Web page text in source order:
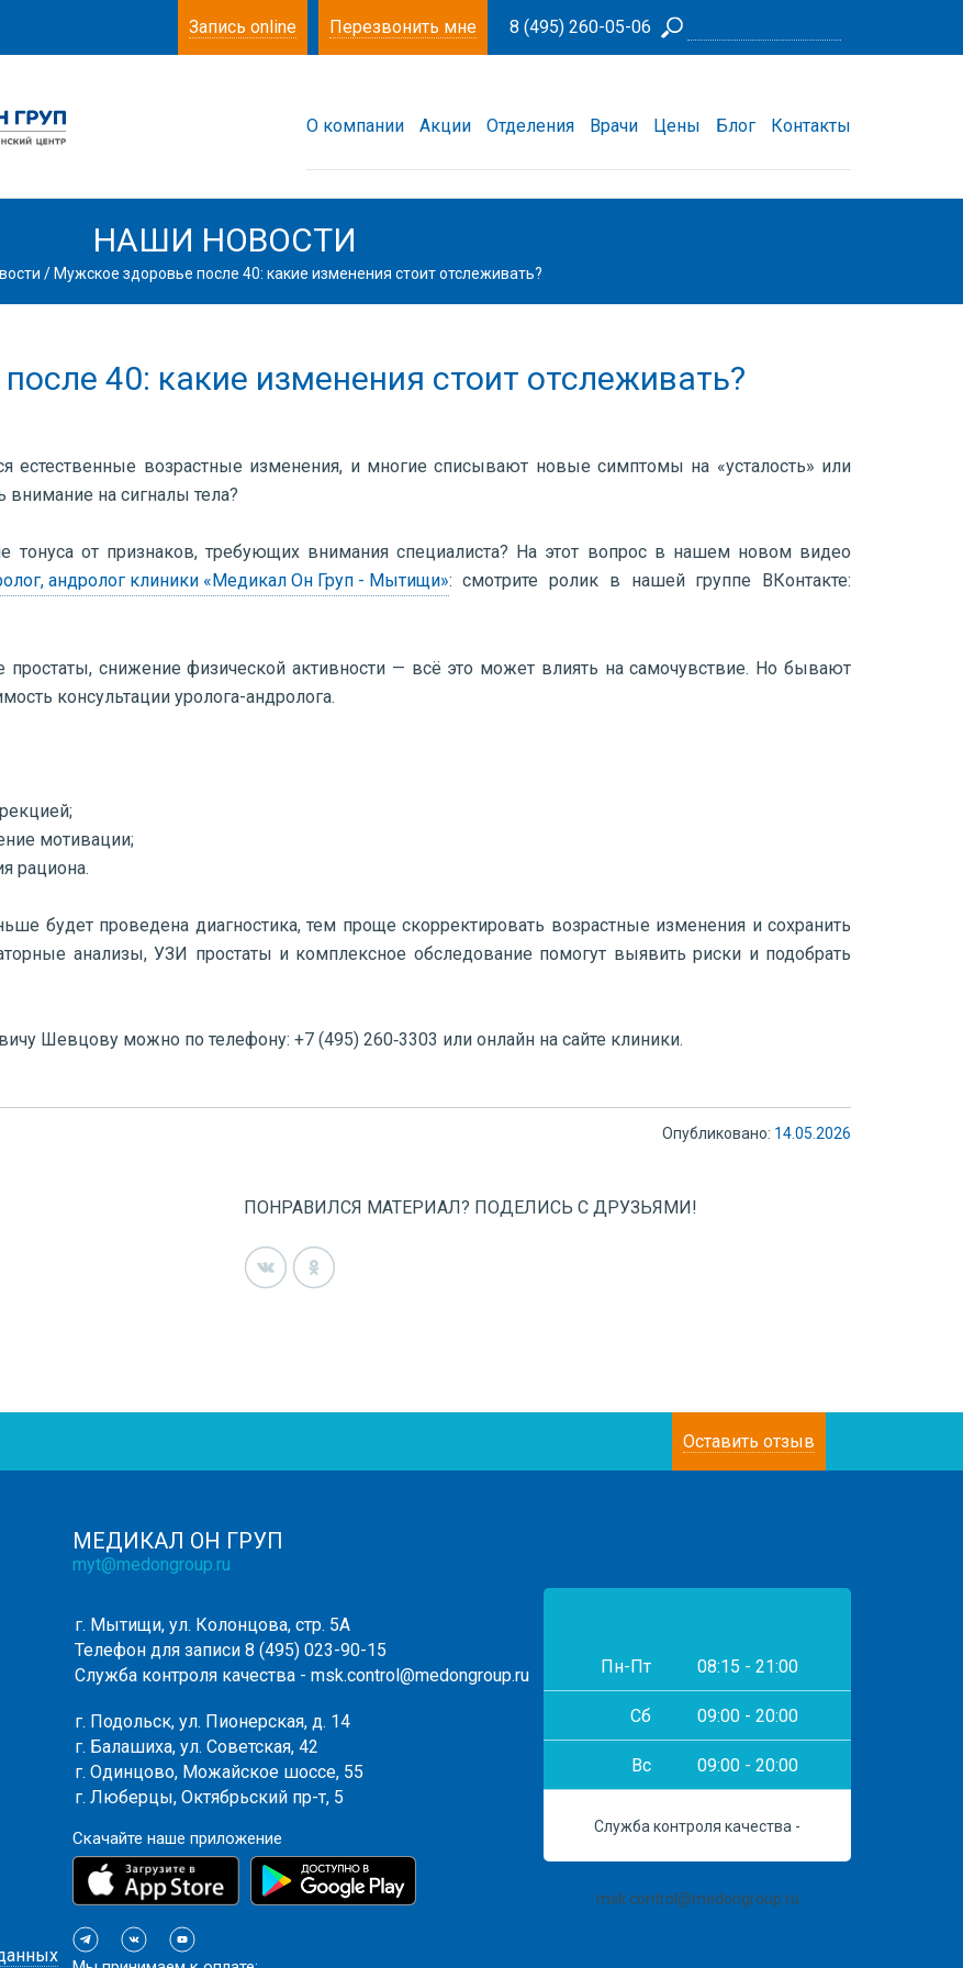
Запись online Перезвонить мне 8 (495) 260-05-06
О компании Акции Отделения Врачи Цены Блог Контакты
НАШИ НОВОСТИ
/ Мужское здоровье после 40: какие изменения стоит отслеживать?
40: какие изменения стоит отслеживать?
естественные возрастные изменения, и многие списывают новые симптомы на «усталость» или
внимание на сигналы тела?
тонуса от признаков, требующих внимания специалиста? На этот вопрос в нашем новом видео
андролог клиники «Медикал Он Груп - Мытищи»: смотрите ролик в нашей группе ВКонтакте:
простаты, снижение физической активности — всё это может влиять на самочувствие. Но бывают
консультации уролога-андролога.
мотивации;
рациона.
будет проведена диагностика, тем проще скорректировать возрастные изменения и сохранить
анализы, УЗИ простаты и комплексное обследование помогут выявить риски и подобрать
Шевцову можно по телефону: +7 (495) 260‑3303 или онлайн на сайте клиники.
Опубликовано: 14.05.2026
ПОНРАВИЛСЯ МАТЕРИАЛ? ПОДЕЛИСЬ С ДРУЗЬЯМИ!
Оставить отзыв
МЕДИКАЛ ОН ГРУП
myt@medongroup.ru
г. Мытищи, ул. Колонцова, стр. 5А
Телефон для записи 8 (495) 023-90-15
Служба контроля качества - msk.control@medongroup.ru
г. Подольск, ул. Пионерская, д. 14
г. Балашиха, ул. Советская, 42
г. Одинцово, Можайское шоссе, 55
г. Люберцы, Октябрьский пр-т, 5
Скачайте наше приложение
Пн-Пт 08:15 - 21:00
Сб 09:00 - 20:00
Вс 09:00 - 20:00
Служба контроля качества -
msk.control@medongroup.ru